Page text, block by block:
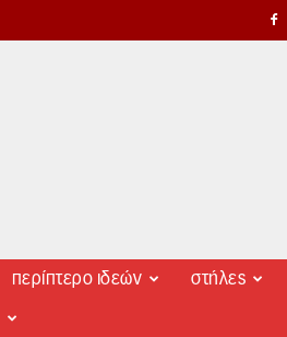
περίπτερο ιδεών στήλες